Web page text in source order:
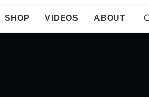
SHOP VIDEOS ABOUT